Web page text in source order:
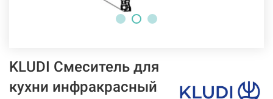
KLUDI Смеситель для
кухни инфракрасный